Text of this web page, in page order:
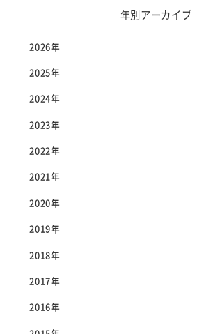
年別アーカイブ
2026年
2025年
2024年
2023年
2022年
2021年
2020年
2019年
2018年
2017年
2016年